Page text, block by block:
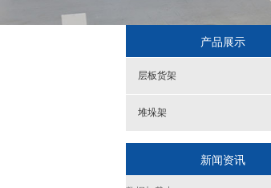
产品展示
层板货架
堆垛架
新闻资讯